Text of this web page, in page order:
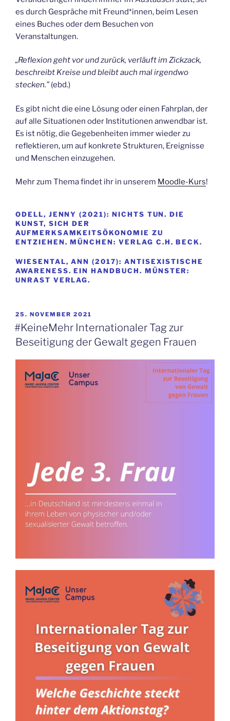
es durch Gespräche mit Freund*innen, beim Lesen
eines Buches oder dem Besuchen von
Veranstaltungen.
„Reflexion geht vor und zurück, verläuft im Zickzack,
beschreibt Kreise und bleibt auch mal irgendwo
stecken.”(ebd.)
Es gibt nicht die eine Lösung oder einen Fahrplan, der
auf alle Situationen oder Institutionen anwendbar ist.
Es ist nötig, die Gegebenheiten immer wieder zu
reflektieren, um auf konkrete Strukturen, Ereignisse
und Menschen einzugehen.
Mehr zum Thema findet ihr in unserem Moodle-Kurs!
ODELL, JENNY (2021): NICHTS TUN. DIE
KUNST, SICH DER
AUFMERKSAMKEITSÖKONOMIE ZU
ENTZIEHEN. MÜNCHEN: VERLAG C.H. BECK.
WIESENTAL, ANN (2017): ANTISEXISTISCHE
AWARENESS. EIN HANDBUCH. MÜNSTER:
UNRAST VERLAG.
VERÖFFENTLICHT
AM
25. NOVEMBER 2021
#KeineMehr Internationaler Tag zur
Beseitigung der Gewalt gegen Frauen